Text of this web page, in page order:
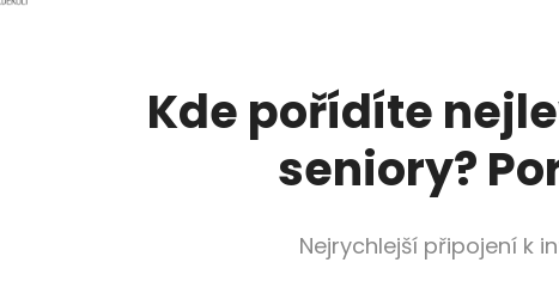
Kde pořídíte
seniory?
Nejrychlejší připojení k